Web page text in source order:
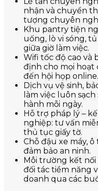
nhận và chuyển
tượng chuyên
Khu pantry tiện
uống, lò vi sóng,
giữa giờ làm việc.
Wifi tốc độ cao và
định cho mọi hoạt
đến hội họp online.
Dịch vụ vệ sinh,
làm việc luôn
hành mỗi ngày.
Hỗ trợ pháp lý –
nghiệp: tư vấn
thủ tục giấy tờ.
Chỗ đậu xe máy,
đảm bảo an ninh.
Môi trường kết
đối tác tiềm năng
doanh qua các